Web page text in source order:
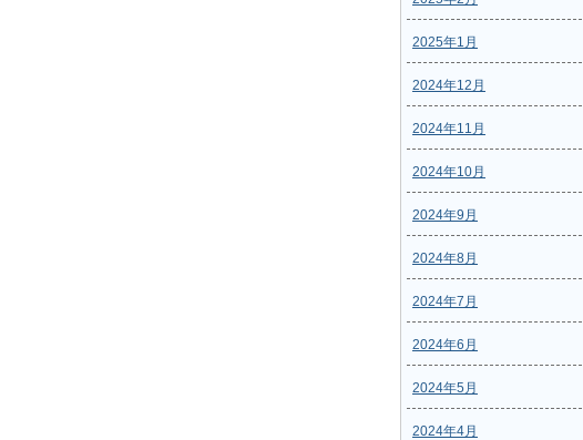
2025年1月
2024年12月
2024年11月
2024年10月
2024年9月
2024年8月
2024年7月
2024年6月
2024年5月
2024年4月